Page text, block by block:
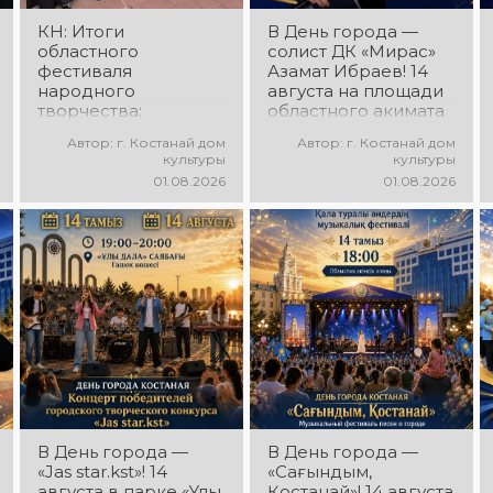
настроение!
КН: Итоги
областного
фестиваля
народного
творчества:
Автор: г. Костанай дом
культуры
01.08.2026
В День города —
солист ДК «Мирас»
Азамат Ибраев! 14
августа на площади
областного акимата
концертная
программа Азамата
Ибраева! Вас ждут
любимые песни,
яркое выступление,
мощная энергия и
праздничное
настроение!
Автор: г. Костанай дом
культуры
01.08.2026
В День города —
«Jas star.kst»! 14
В День города —
«Сағындым,